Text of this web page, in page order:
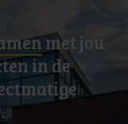
met jou
in de